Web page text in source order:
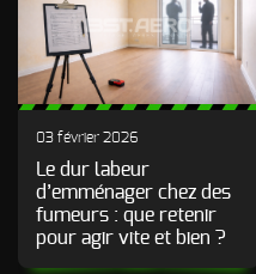
03 février 2026
Le dur labeur
d’emménager chez des
fumeurs : que retenir
pour agir vite et bien ?